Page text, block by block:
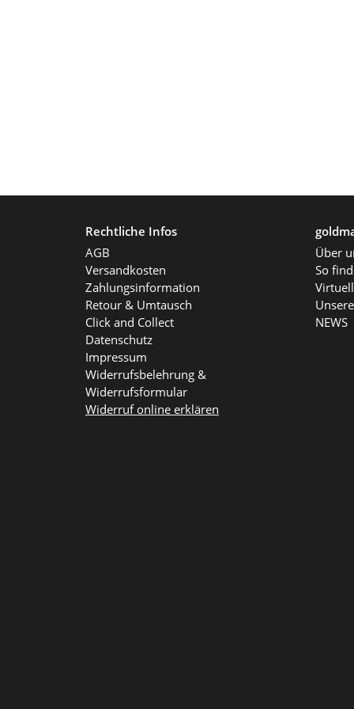
Rechtliche Infos
AGB
Versandkosten
Zahlungsinformation
Retour & Umtausch
Click and Collect
Datenschutz
Impressum
Widerrufsbelehrung &
Widerrufsformular
Widerruf online erklären
Über
So
NEWS